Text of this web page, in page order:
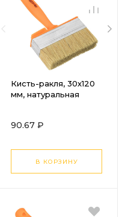
Кисть-ракля, 30х120
мм, натуральная
корпус,
Sparta
90.67 ₽
В КОРЗИНУ